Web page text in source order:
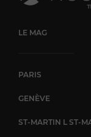
LE MAG
PARIS
GENÈVE
ST-MARTIN L ST-